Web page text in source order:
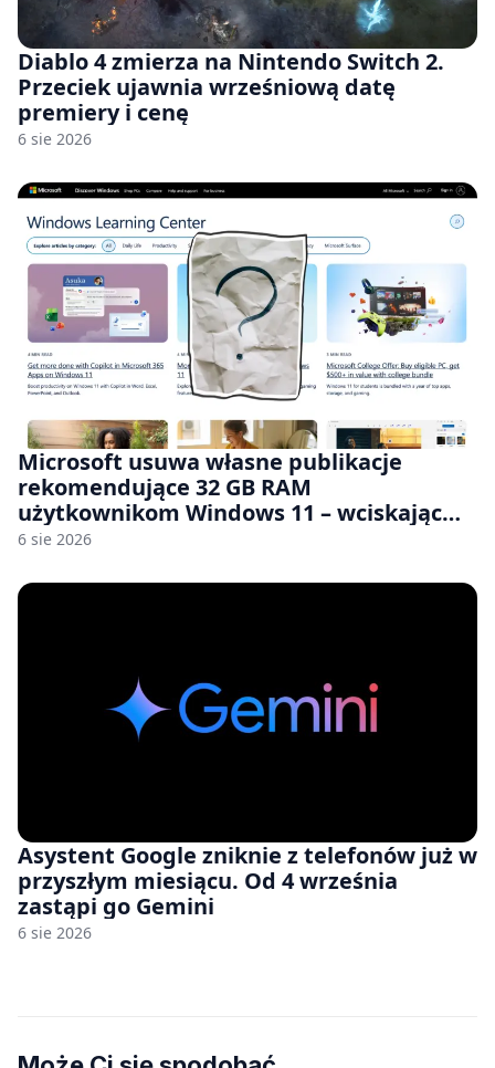
Diablo 4 zmierza na Nintendo Switch 2.
Przeciek ujawnia wrześniową datę
premiery i cenę
6 sie 2026
Microsoft usuwa własne publikacje
rekomendujące 32 GB RAM
użytkownikom Windows 11 – wciskając
nam przy tym komputery z 8 GB RAM po
6 sie 2026
Asystent Google zniknie z telefonów już w
przyszłym miesiącu. Od 4 września
zastąpi go Gemini
6 sie 2026